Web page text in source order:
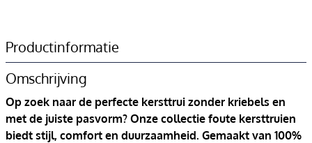
Productinformatie
Omschrijving
Op zoek naar de perfecte kersttrui zonder kriebels en
met de juiste pasvorm? Onze collectie foute kersttruien
biedt stijl, comfort en duurzaamheid. Gemaakt van 100%